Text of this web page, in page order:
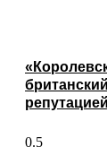
репутацией